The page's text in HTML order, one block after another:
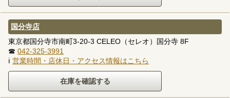
国分寺店
東京都国分寺市南町3-20-3 CELEO（セレオ）国分寺 8F
☎ 042-325-3991
ℹ 営業時間・店休日・アクセス情報はこちら